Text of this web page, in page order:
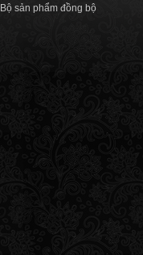
Bộ sản phẩm đồng bộ